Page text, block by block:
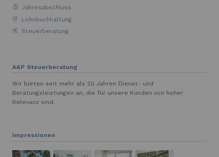
Jahresabschluss
Lohnbuchhaltung
Steuerberatung
A&P Steuerberatung
Wir bieten seit mehr als 20 Jahren Dienst- und
Beratungsleistungen an, die für unsere Kunden von hoher
Relevanz sind.
Impressionen